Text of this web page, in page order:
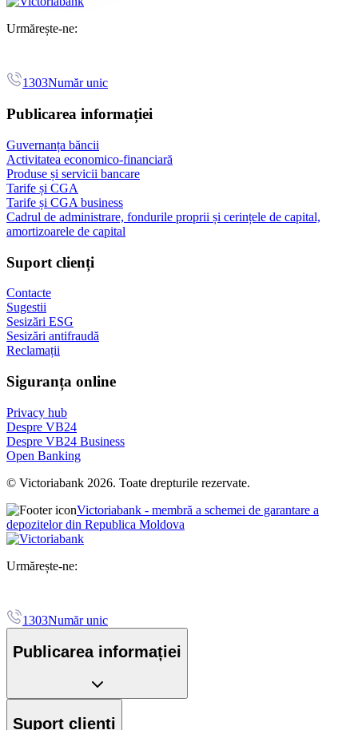
Urmărește-ne:
1303Număr unic
Publicarea informației
Guvernanța băncii
Activitatea economico-financiară
Produse și servicii bancare
Tarife și CGA
Tarife și CGA business
Cadrul de administrare, fondurile proprii și cerințele de capital,
amortizoarele de capital
Suport clienți
Contacte
Sugestii
Sesizări ESG
Sesizări antifraudă
Reclamații
Siguranța online
Privacy hub
Despre VB24
Despre VB24 Business
Open Banking
© Victoriabank 2026. Toate drepturile rezervate.
Victoriabank - membră a schemei de garantare a
depozitelor din Republica Moldova
Urmărește-ne:
1303Număr unic
Publicarea informației
Suport clienți